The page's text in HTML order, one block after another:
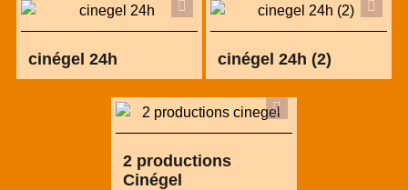
cinégel 24h cinégel 24h (2)
2 productions
Cinégel